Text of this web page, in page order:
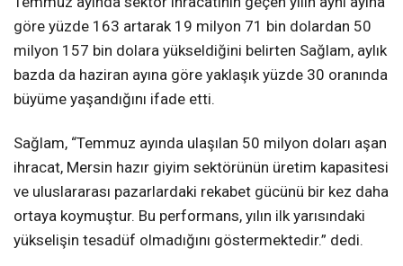
göre yüzde 163 artarak 19 milyon 71 bin dolardan 50
milyon 157 bin dolara yükseldiğini belirten Sağlam, aylık
bazda da haziran ayına göre yaklaşık yüzde 30 oranında
büyüme yaşandığını ifade etti.
Sağlam, “Temmuz ayında ulaşılan 50 milyon doları aşan
ihracat, Mersin hazır giyim sektörünün üretim kapasitesi
ve uluslararası pazarlardaki rekabet gücünü bir kez daha
ortaya koymuştur. Bu performans, yılın ilk yarısındaki
yükselişin tesadüf olmadığını göstermektedir.” dedi.